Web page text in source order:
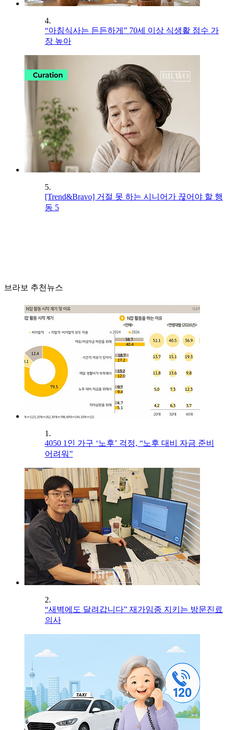
4.
“아침식사는 든든하게” 70세 이상 식생활 점수 가
장 높아
5.
[Trend&Bravo] 거절 못 하는 시니어가 끊어야 할 행
동 5
브라보 추천뉴스
1.
4050 1인 가구 ‘노후’ 걱정, “노후 대비 자금 준비
어려워”
2.
“새벽에도 달려갑니다” 재가임종 지키는 방문진료
의사